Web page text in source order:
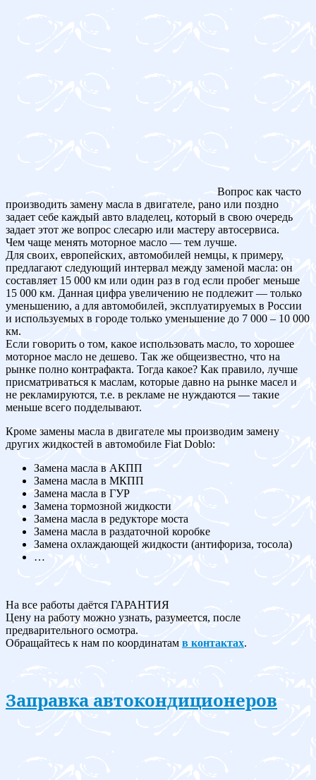
Вопрос как часто
производить замену масла в двигателе, рано или поздно
задает себе каждый авто владелец, который в свою очередь
задает этот же вопрос слесарю или мастеру автосервиса.
Чем чаще менять моторное масло — тем лучше.
Для своих, европейских, автомобилей немцы, к примеру,
предлагают следующий интервал между заменой масла: он
составляет 15 000 км или один раз в год если пробег меньше
15 000 км. Данная цифра увеличению не подлежит — только
уменьшению, а для автомобилей, эксплуатируемых в России
и используемых в городе только уменьшение до 7 000 – 10 000
км.
Если говорить о том, какое использовать масло, то хорошее
моторное масло не дешево. Так же общеизвестно, что на
рынке полно контрафакта. Тогда какое? Как правило, лучше
присматриваться к маслам, которые давно на рынке масел и
не рекламируются, т.е. в рекламе не нуждаются — такие
меньше всего подделывают.
Кроме замены масла в двигателе мы производим замену
других жидкостей в автомобиле Fiat Doblo:
Замена масла в АКПП
Замена масла в МКПП
Замена масла в ГУР
Замена тормозной жидкости
Замена масла в редукторе моста
Замена масла в раздаточной коробке
Замена охлаждающей жидкости (антифориза, тосола)
…
На все работы даётся ГАРАНТИЯ
Цену на работу можно узнать, разумеется, после
предварительного осмотра.
Обращайтесь к нам по координатам в контактах.
Заправка автокондиционеров